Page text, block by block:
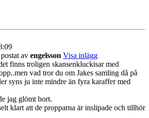
av engelsson Visa inlägg
finns troligen skansenkluckisar med
vad tror du om Jakes samling då på
syns ju inte mindre än fyra karaffer med
jag glömt bort.
klart att de propparna är inslipade och tillhör